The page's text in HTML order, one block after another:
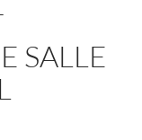
SALLE